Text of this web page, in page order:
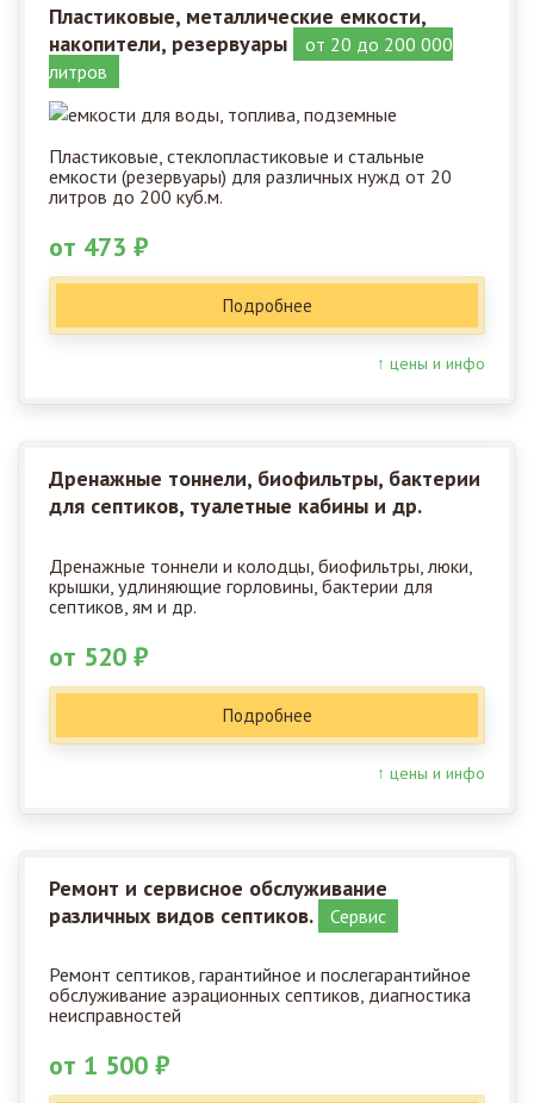
Пластиковые, металлические емкости,
накопители, резервуары
от 20 до 200 000
литров
Пластиковые, стеклопластиковые и стальные
емкости (резервуары) для различных нужд от 20
литров до 200 куб.м.
от 473 ₽
Подробнее
↑ цены и инфо
Дренажные тоннели, биофильтры, бактерии
для септиков, туалетные кабины и др.
Дренажные тоннели и колодцы, биофильтры, люки,
крышки, удлиняющие горловины, бактерии для
септиков, ям и др.
от 520 ₽
Подробнее
↑ цены и инфо
Ремонт и сервисное обслуживание
различных видов септиков.
Сервис
Ремонт септиков, гарантийное и послегарантийное
обслуживание аэрационных септиков, диагностика
неисправностей
от 1 500 ₽